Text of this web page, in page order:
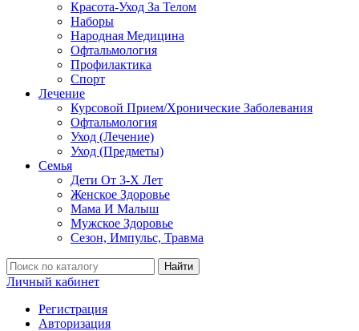
Красота-Уход За Телом
Наборы
Народная Медицина
Офтальмология
Профилактика
Спорт
Лечение
Курсовой Прием/Хронические Заболевания
Офтальмология
Уход (Лечение)
Уход (Предметы)
Семья
Дети От 3-Х Лет
Женское Здоровье
Мама И Малыш
Мужское Здоровье
Сезон, Импульс, Травма
Найти
Личный кабинет
Регистрация
Авторизация